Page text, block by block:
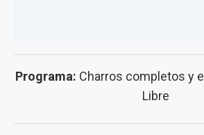
Programa: Charros completos y
Libre